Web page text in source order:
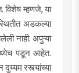
विशेष म्हणजे, या
अडकल्या
नाही. अपुऱ्या
पडून आहेत.
दुय्यम रस्त्यांच्या